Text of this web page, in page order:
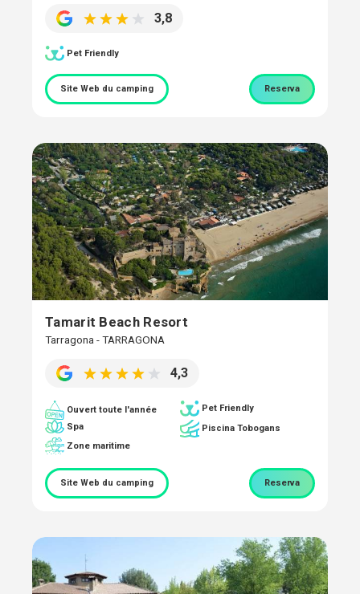
3,8
Pet Friendly
Site Web du camping Reserva
Tamarit Beach Resort
Tarragona - TARRAGONA
4,3
Ouvert toute l'année
Pet Friendly
Spa
Piscina Tobogans
Zone maritime
Site Web du camping Reserva